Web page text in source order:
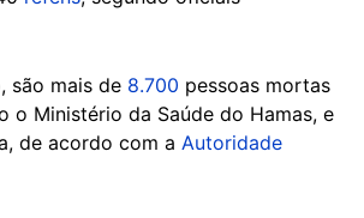
são mais de 8.700 pessoas mortas
o Ministério da Saúde do Hamas, e
de acordo com a Autoridade